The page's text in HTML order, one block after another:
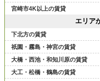
宮崎市4K以上の賃貸
エリア
下北方の賃貸
祇園・霧島・神宮の賃貸
大橋・西池・和知川原の賃貸
大工・松橋・鶴島の賃貸